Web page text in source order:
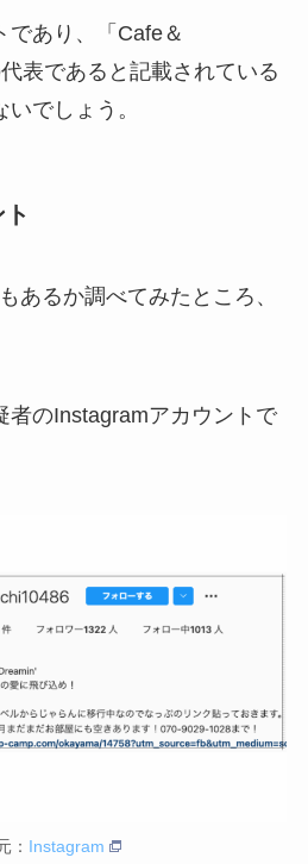
であり、「Cafe＆
表であると記載されている
でしょう。
あるか調べてみたところ、
者のInstagramアカウントで
： Instagram